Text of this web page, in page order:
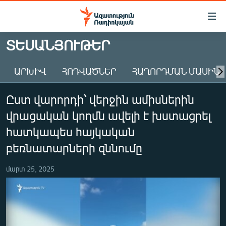
Մատչելիության
Անցնել
հիմնական
Անցնել
հիմնական
մենյուին
Որոնում
ԱԶԱՏՈՒԹՅՈՒՆ TV
ՀԱՅԱՍՏԱՆ
ԸՆՏՐՈՒԹՅՈՒՆՆԵՐ 2026
ԻՐԱՎՈՒՆՔ
ՀԱՍԱՐԱԿՈՒԹՅՈՒՆ
ՂԱՐԱԲԱՂ
ՊԱՏԵՐԱԶՄԻ 6 ՇԱԲԱԹՆԵՐԸ
ՏԱՐԱԾԱՇՐՋԱՆ
ՏԵՍԱՆՅՈՒԹԵՐ
ԱՐԽԻՎ ՀՈԴՎԱԾՆԵՐ ՀԱՂՈՐԴՄԱՆ ՄԱՍԻՆ
Ըստ վարորդի՝ վերջին ամիսներին
վրացական կողմն ավելի է խստացրել
հատկապես հայկական
բեռնատարների զննումը
մարտ 25, 2025